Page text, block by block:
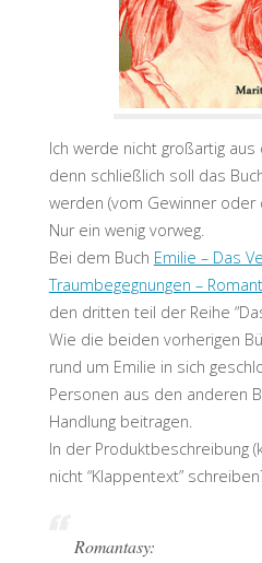
Ich werde nicht großartig
denn schließlich soll das
werden (vom Gewinner oder
Nur ein wenig vorweg.
Bei dem Buch Emilie – Das
Traumbegegnungen –
den dritten teil der Reihe
Wie die beiden vorherigen
rund um Emilie in sich
Personen aus den anderen
Handlung beitragen.
In der Produktbeschreibung
nicht “Klappentext”
Romantasy: